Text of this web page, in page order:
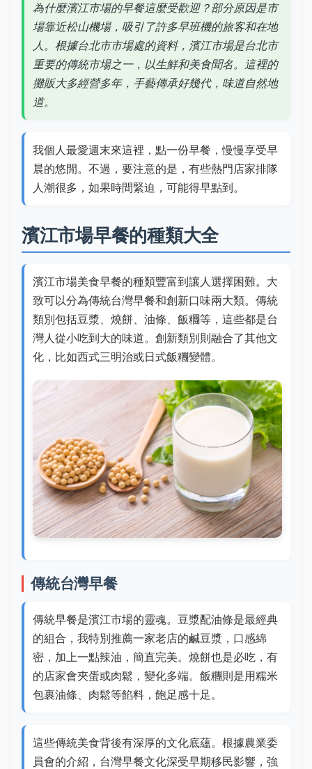
為什麼濱江市場的早餐這麼受歡迎？部分原因是市
場靠近松山機場，吸引了許多早班機的旅客和在地
人。根據台北市市場處的資料，濱江市場是台北市
重要的傳統市場之一，以生鮮和美食聞名。這裡的
攤販大多經營多年，手藝傳承好幾代，味道自然地
道。
我個人最愛週末來這裡，點一份早餐，慢慢享受早
晨的悠閒。不過，要注意的是，有些熱門店家排隊
人潮很多，如果時間緊迫，可能得早點到。
濱江市場早餐的種類大全
濱江市場美食早餐的種類豐富到讓人選擇困難。大
致可以分為傳統台灣早餐和創新口味兩大類。傳統
類別包括豆漿、燒餅、油條、飯糰等，這些都是台
灣人從小吃到大的味道。創新類別則融合了其他文
化，比如西式三明治或日式飯糰變體。
傳統台灣早餐
傳統早餐是濱江市場的靈魂。豆漿配油條是最經典
的組合，我特別推薦一家老店的鹹豆漿，口感綿
密，加上一點辣油，簡直完美。燒餅也是必吃，有
的店家會夾蛋或肉鬆，變化多端。飯糰則是用糯米
包裹油條、肉鬆等餡料，飽足感十足。
這些傳統美食背後有深厚的文化底蘊。根據農業委
員會的介紹，台灣早餐文化深受早期移民影響，強